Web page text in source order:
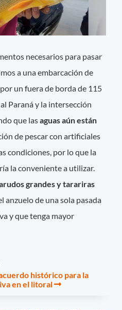
necesarios para pasar
a una embarcación de
un fuera de borda de 115
Paraná y la intersección
que lasaguas aún están
de pescar con artificiales
condiciones, por lo que la
la conveniente a utilizar.
grandes y tarariras
anzuelo de una sola pasada
y que tenga mayor
histórico para la
en el litoral